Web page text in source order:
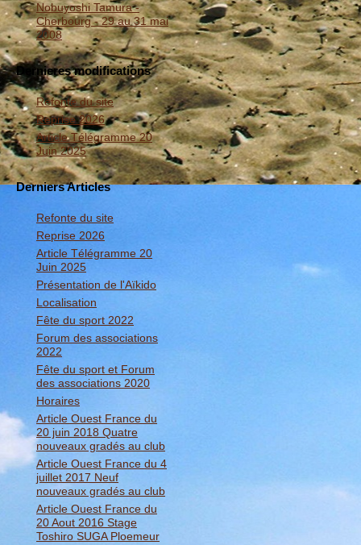
Nobuyoshi Tamura -
Cherbourg - 29 au 31 mai
2008
Dernieres modifications
Refonte du site
Reprise 2026
Article Télégramme 20
Juin 2025
Derniers Articles
Refonte du site
Reprise 2026
Article Télégramme 20
Juin 2025
Présentation de l'Aïkido
Localisation
Fête du sport 2022
Forum des associations
2022
Fête du sport et Forum
des associations 2020
Horaires
Article Ouest France du
20 juin 2018 Quatre
nouveaux gradés au club
Article Ouest France du 4
juillet 2017 Neuf
nouveaux gradés au club
Article Ouest France du
20 Aout 2016 Stage
Toshiro SUGA Ploemeur